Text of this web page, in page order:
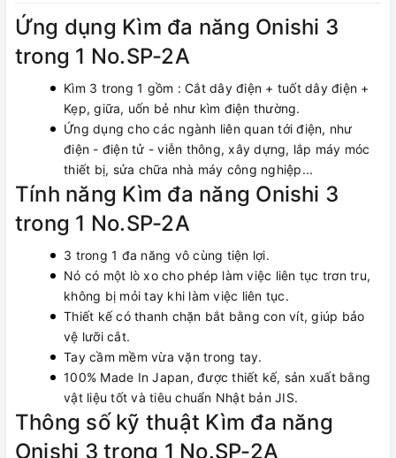
Ứng dụng Kìm đa năng Onishi 3
trong 1 No.SP-2A
Kìm 3 trong 1 gồm : Cắt dây điện + tuốt dây điện +
Kẹp, giữa, uốn bẻ như kìm điện thường.
Ứng dụng cho các ngành liên quan tới điện, như
điện - điện tử - viễn thông, xây dựng, lắp máy móc
thiết bị, sửa chữa nhà máy công nghiệp...
Tính năng Kìm đa năng Onishi 3
trong 1 No.SP-2A
3 trong 1 đa năng vô cùng tiện lợi.
Nó có một lò xo cho phép làm việc liên tục trơn tru,
không bị mỏi tay khi làm việc liên tục.
Thiết kế có thanh chặn bắt bằng con vít, giúp bảo
vệ lưỡi cắt.
Tay cầm mềm vừa vặn trong tay.
100% Made In Japan, được thiết kế, sản xuất bằng
vật liệu tốt và tiêu chuẩn Nhật bản JIS.
Thông số kỹ thuật Kìm đa năng
Onishi 3 trong 1 No.SP-2A